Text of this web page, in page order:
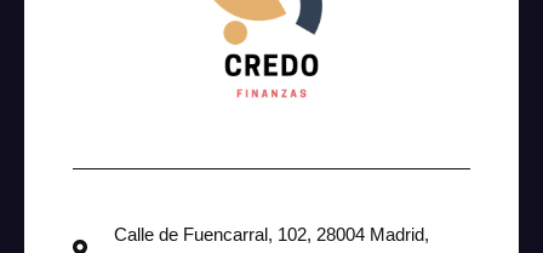
Calle de Fuencarral, 102, 28004 Madrid,